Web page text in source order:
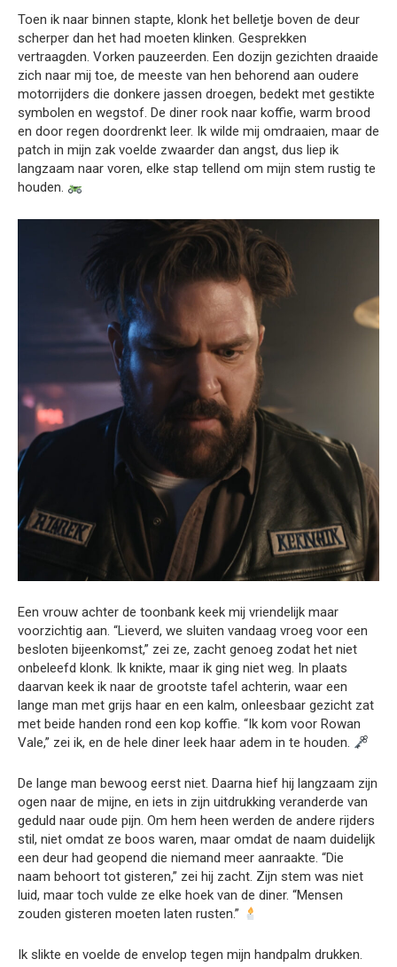
Toen ik naar binnen stapte, klonk het belletje boven de deur
scherper dan het had moeten klinken. Gesprekken
vertraagden. Vorken pauzeerden. Een dozijn gezichten draaide
zich naar mij toe, de meeste van hen behorend aan oudere
motorrijders die donkere jassen droegen, bedekt met gestikte
symbolen en wegstof. De diner rook naar koffie, warm brood
en door regen doordrenkt leer. Ik wilde mij omdraaien, maar de
patch in mijn zak voelde zwaarder dan angst, dus liep ik
langzaam naar voren, elke stap tellend om mijn stem rustig te
houden.
Een vrouw achter de toonbank keek mij vriendelijk maar
voorzichtig aan. “Lieverd, we sluiten vandaag vroeg voor een
besloten bijeenkomst,” zei ze, zacht genoeg zodat het niet
onbeleefd klonk. Ik knikte, maar ik ging niet weg. In plaats
daarvan keek ik naar de grootste tafel achterin, waar een
lange man met grijs haar en een kalm, onleesbaar gezicht zat
met beide handen rond een kop koffie. “Ik kom voor Rowan
Vale,” zei ik, en de hele diner leek haar adem in te houden.
De lange man bewoog eerst niet. Daarna hief hij langzaam zijn
ogen naar de mijne, en iets in zijn uitdrukking veranderde van
geduld naar oude pijn. Om hem heen werden de andere rijders
stil, niet omdat ze boos waren, maar omdat de naam duidelijk
een deur had geopend die niemand meer aanraakte. “Die
naam behoort tot gisteren,” zei hij zacht. Zijn stem was niet
luid, maar toch vulde ze elke hoek van de diner. “Mensen
zouden gisteren moeten laten rusten.”
Ik slikte en voelde de envelop tegen mijn handpalm drukken.